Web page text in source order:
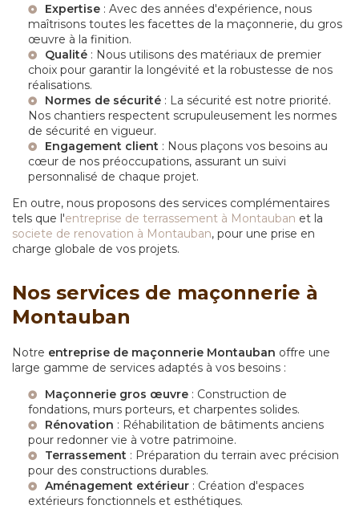
Expertise : Avec des années d'expérience, nous
maîtrisons toutes les facettes de la maçonnerie, du gros
œuvre à la finition.
Qualité : Nous utilisons des matériaux de premier
choix pour garantir la longévité et la robustesse de nos
réalisations.
Normes de sécurité : La sécurité est notre priorité.
Nos chantiers respectent scrupuleusement les normes
de sécurité en vigueur.
Engagement client : Nous plaçons vos besoins au
cœur de nos préoccupations, assurant un suivi
personnalisé de chaque projet.
En outre, nous proposons des services complémentaires
tels que l'entreprise de terrassement à Montauban et la
societe de renovation à Montauban, pour une prise en
charge globale de vos projets.
Nos services de maçonnerie à
Montauban
Notre entreprise de maçonnerie Montauban offre une
large gamme de services adaptés à vos besoins :
Maçonnerie gros œuvre : Construction de
fondations, murs porteurs, et charpentes solides.
Rénovation : Réhabilitation de bâtiments anciens
pour redonner vie à votre patrimoine.
Terrassement : Préparation du terrain avec précision
pour des constructions durables.
Aménagement extérieur : Création d'espaces
extérieurs fonctionnels et esthétiques.